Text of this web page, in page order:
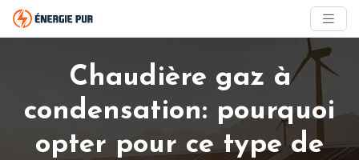
Chaudière gaz à
condensation: pourquoi
opter pour ce type de